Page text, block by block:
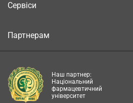
Сервіси
Партнерам
Наш партнер:
Національний
фармацевтичний
університет